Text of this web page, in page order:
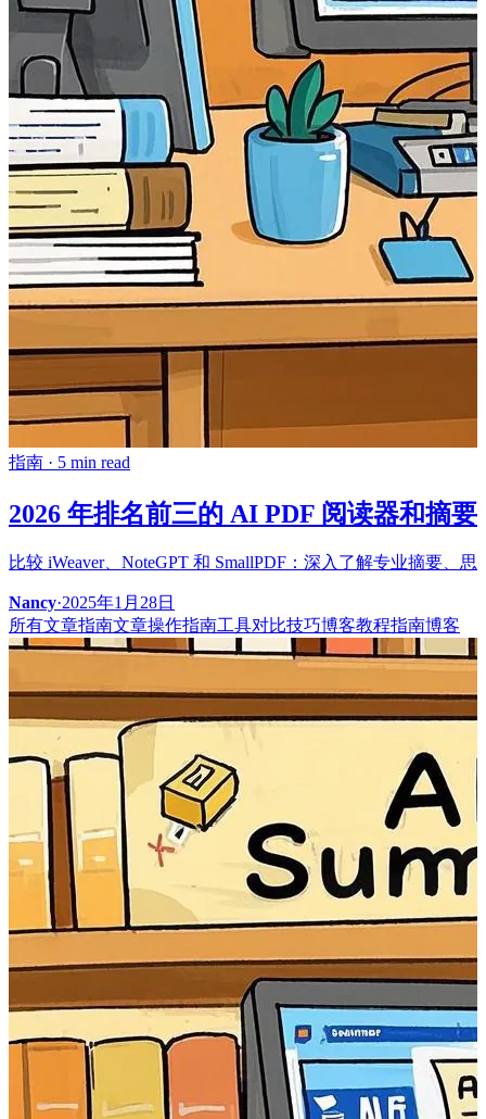
指南 · 5 min read
2026 年排名前三的 AI PDF 阅读器和摘
比较 iWeaver、NoteGPT 和 SmallPDF：深入了解专业摘要、
Nancy·2025年1月28日
所有文章指南文章操作指南工具对比技巧博客教程指南博客